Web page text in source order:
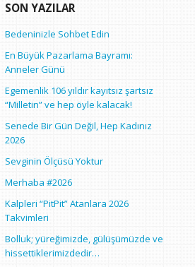
SON YAZILAR
Bedeninizle Sohbet Edin
En Büyük Pazarlama Bayramı:
Anneler Günü
Egemenlik 106 yıldır kayıtsız şartsız
“Milletin” ve hep öyle kalacak!
Senede Bir Gün Değil, Hep Kadınız
2026
Sevginin Ölçüsü Yoktur
Merhaba #2026
Kalpleri “PitPit” Atanlara 2026
Takvimleri
Bolluk; yüreğimizde, gülüşümüzde ve
hissettiklerimizdedir…